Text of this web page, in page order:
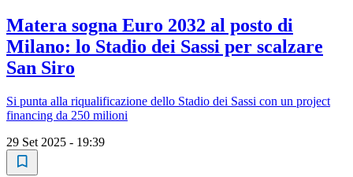
Matera sogna Euro 2032 al posto di
Milano: lo Stadio dei Sassi per scalzare
San Siro
Si punta alla riqualificazione dello Stadio dei Sassi con un project
financing da 250 milioni
29 Set 2025 - 19:39